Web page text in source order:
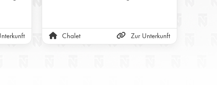
und
Aussicht auf die Zillertaler Alpen kann
man sich nur wohlfühlen.
Chalet Zur Unterkunft